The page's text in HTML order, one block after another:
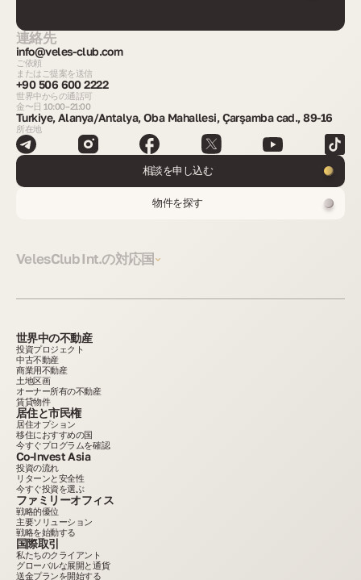
連絡先
info@veles-club.com
ご依頼
またはご提案を送信
+90 506 600 2222
世界中からの通話可
金〜日 10:00–21:00
Turkiye, Alanya/Antalya, Oba Mahallesi, Çarşamba cad., 89-16
所在地
相談を申し込む
物件を探す
VelesClub Int.の対応国
世界中の不動産
投資プロジェクト
中古不動産
商業用不動産
土地区画
オーナー所有の不動産
賃貸物件
居住と市民権
居住オプション
移住におすすめの国
今すぐプログラムを確認
Co-Invest Asia
投資の流れ
リターンと安全性
今すぐ投資を選ぶ
ファミリーオフィス
戦略的優位
主要ソリューション
戦略を始動する
国際取引
私たちのクライアント
グローバルな展開と通貨
送金プランを開始する